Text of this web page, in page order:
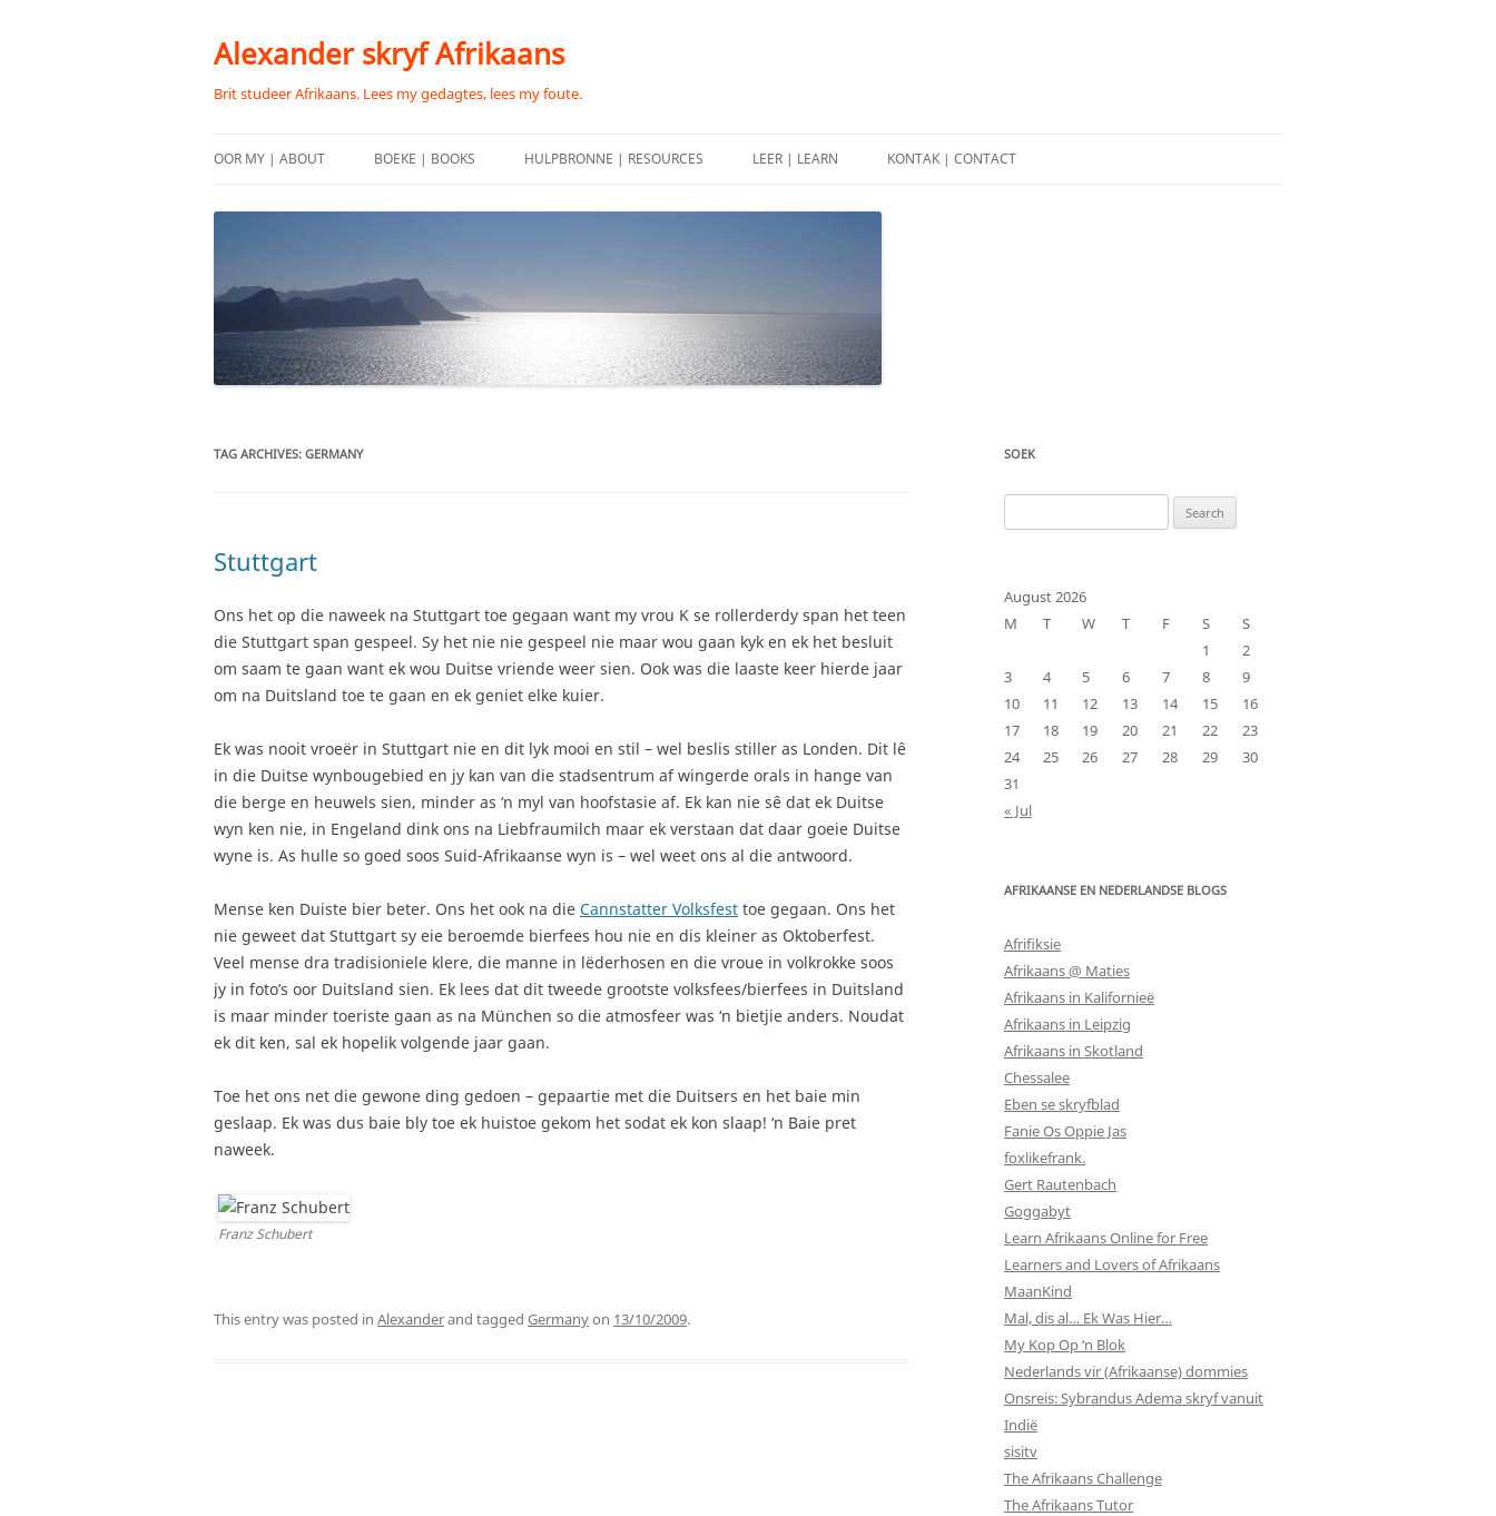
content
Alexander skryf Afrikaans
Brit studeer Afrikaans. Lees my gedagtes, lees my foute.
OOR MY | ABOUT BOEKE | BOOKS HULPBRONNE | RESOURCES LEER | LEARN KONTAK | CONTACT
TAG ARCHIVES: GERMANY
Stuttgart
Ons het op die naweek na Stuttgart toe gegaan want my vrou K se rollerderdy span het teen
die Stuttgart span gespeel. Sy het nie nie gespeel nie maar wou gaan kyk en ek het besluit
om saam te gaan want ek wou Duitse vriende weer sien. Ook was die laaste keer hierde jaar
om na Duitsland toe te gaan en ek geniet elke kuier.
Ek was nooit vroeër in Stuttgart nie en dit lyk mooi en stil – wel beslis stiller as Londen. Dit lê
in die Duitse wynbougebied en jy kan van die stadsentrum af wingerde orals in hange van
die berge en heuwels sien, minder as ‘n myl van hoofstasie af. Ek kan nie sê dat ek Duitse
wyn ken nie, in Engeland dink ons na Liebfraumilch maar ek verstaan dat daar goeie Duitse
wyne is. As hulle so goed soos Suid-Afrikaanse wyn is – wel weet ons al die antwoord.
Mense ken Duiste bier beter. Ons het ook na die Cannstatter Volksfest toe gegaan. Ons het
nie geweet dat Stuttgart sy eie beroemde bierfees hou nie en dis kleiner as Oktoberfest.
Veel mense dra tradisioniele klere, die manne in lëderhosen en die vroue in volkrokke soos
jy in foto’s oor Duitsland sien. Ek lees dat dit tweede grootste volksfees/bierfees in Duitsland
is maar minder toeriste gaan as na München so die atmosfeer was ‘n bietjie anders. Noudat
ek dit ken, sal ek hopelik volgende jaar gaan.
Toe het ons net die gewone ding gedoen – gepaartie met die Duitsers en het baie min
geslaap. Ek was dus baie bly toe ek huistoe gekom het sodat ek kon slaap! ‘n Baie pret
naweek.
Franz Schubert
This entry was posted in Alexanderand tagged Germanyon 13/10/2009.
SOEK
for:
August 2026
M
T W T F S
S
1
2
3
4 5 6 7 8
9
10
11 12 13 14 15
16
17
18 19 20 21 22
23
24
25 26 27 28 29
30
31
« Jul
AFRIKAANSE EN NEDERLANDSE BLOGS
Afrifiksie
Afrikaans @ Maties
Afrikaans in Kalifornieë
Afrikaans in Leipzig
Afrikaans in Skotland
Chessalee
Eben se skryfblad
Fanie Os Oppie Jas
foxlikefrank.
Gert Rautenbach
Goggabyt
Learn Afrikaans Online for Free
Learners and Lovers of Afrikaans
MaanKind
Mal, dis al… Ek Was Hier…
My Kop Op ‘n Blok
Nederlands vir (Afrikaanse) dommies
Onsreis: Sybrandus Adema skryf vanuit
Indië
sisitv
The Afrikaans Challenge
The Afrikaans Tutor